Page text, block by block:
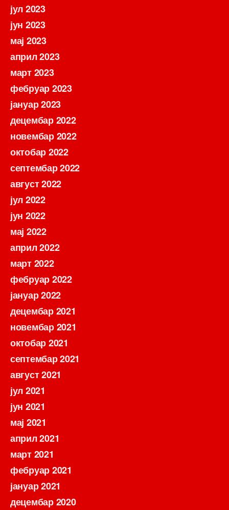
јул 2023
јун 2023
мај 2023
април 2023
март 2023
фебруар 2023
јануар 2023
децембар 2022
новембар 2022
октобар 2022
септембар 2022
август 2022
јул 2022
јун 2022
мај 2022
април 2022
март 2022
фебруар 2022
јануар 2022
децембар 2021
новембар 2021
октобар 2021
септембар 2021
август 2021
јул 2021
јун 2021
мај 2021
април 2021
март 2021
фебруар 2021
јануар 2021
децембар 2020